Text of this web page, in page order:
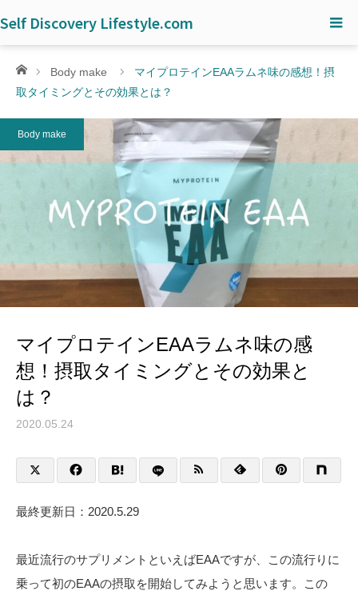
Self Discovery Lifestyle.com
ホームBody make
マイプロテインEAAラムネ味の感想！摂
取タイミングとその効果とは？
Body make
マイプロテインEAAラムネ味の感
想！摂取タイミングとその効果と
は？
2020.05.24
最終更新日：2020.5.29
最近流行のサプリメントといえばEAAですが、この流行りに
乗って初のEAAの摂取を開始してみようと思います。この